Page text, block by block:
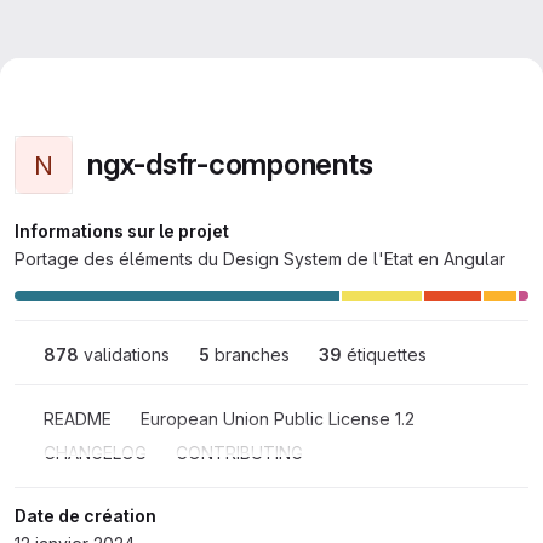
N ngx-dsfr-components
Informations sur le projet
Portage des éléments du Design System de l'Etat en Angular
878 validations 5 branches 39 étiquettes
README
European Union Public License 1.2
CHANGELOG
CONTRIBUTING
Date de création